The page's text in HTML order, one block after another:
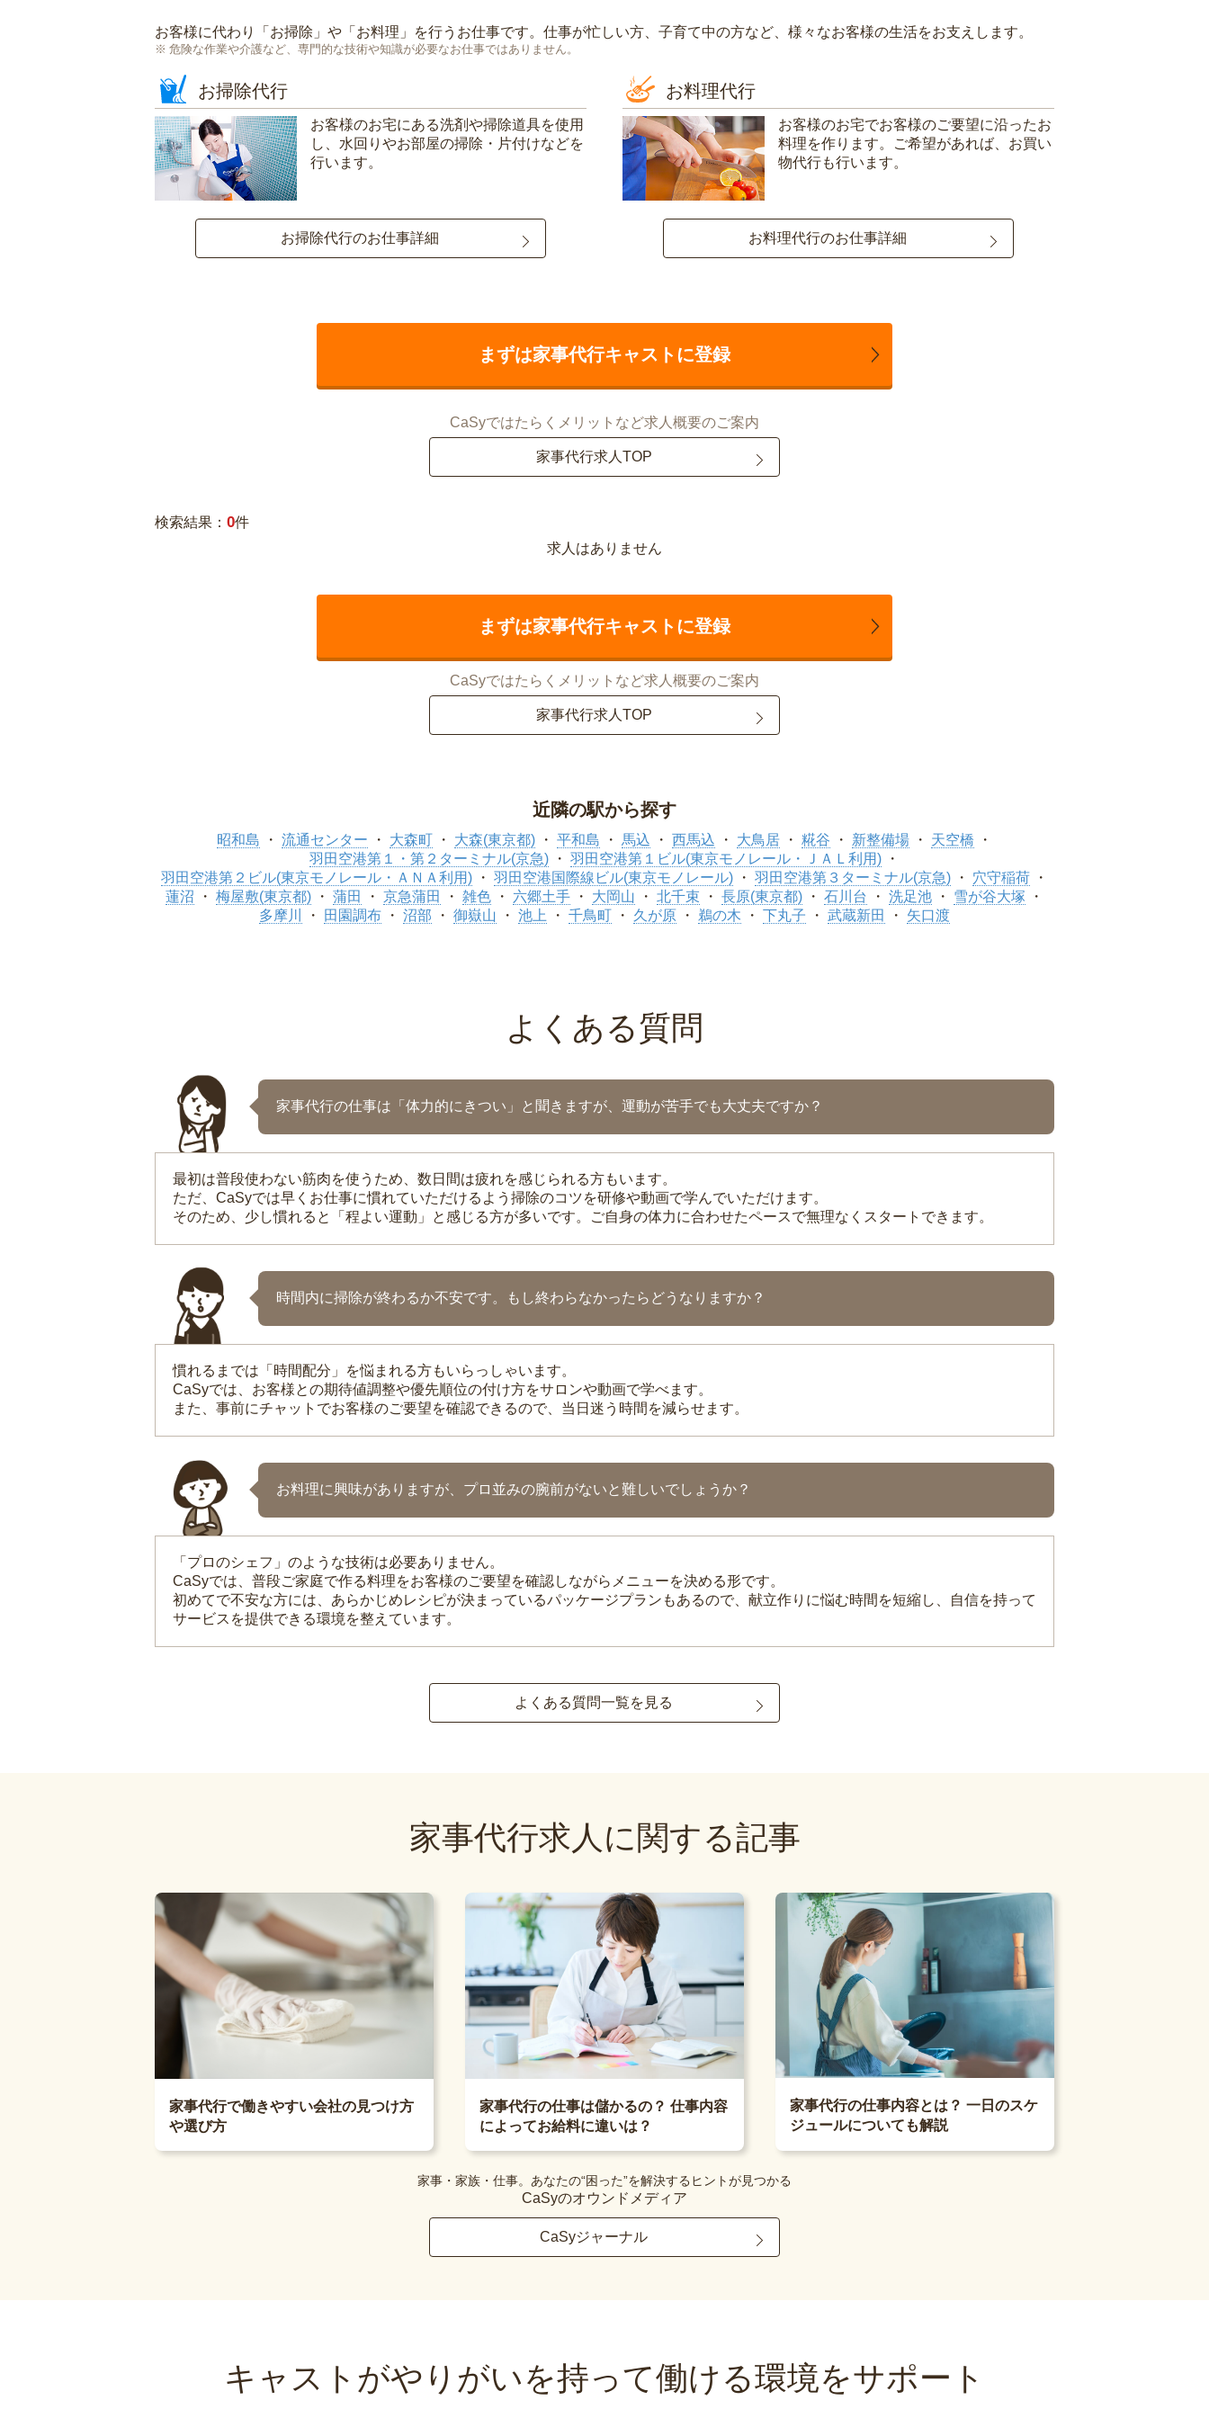
お客様に代わり「 お掃除 」や「 お料理 」を行うお仕事です。仕事が忙しい方、子育て中の方など、様々なお客様の生活をお支えします。
危険な作業や介護など、専門的な技術や知識が必要なお仕事ではありません。
お掃除代行
お客様のお宅にある洗剤や掃除道具を使用
し、水回りやお部屋の掃除・片付けなどを
行います。
お掃除代行のお仕事詳細
お料理代行
お客様のお宅でお客様のご要望に沿ったお
料理を作ります。ご希望があれば、お買い
物代行も行います。
お料理代行のお仕事詳細
まずは家事代行キャストに登録
CaSyではたらくメリットなど求人概要のご案内
家事代行求人TOP
検索結果： 0件
求人はありません
まずは家事代行キャストに登録
CaSyではたらくメリットなど求人概要のご案内
家事代行求人TOP
近隣の駅から探す
昭和島 流通センター 大森町 大森(東京都) 平和島 馬込 西馬込 大鳥居 糀谷 新整備場
天空橋
羽田空港第１・第２ターミナル(京急)
羽田空港第１ビル(東京モノレール・ＪＡＬ利用)
羽田空港第２ビル(東京モノレール・ＡＮＡ利用)
羽田空港国際線ビル(東京モノレール) 羽田空港第３ターミナル(京急)
穴守稲荷
蓮沼
梅屋敷(東京都) 蒲田 京急蒲田 雑色 六郷土手 大岡山 北千束 長原(東京都) 石川台 洗足池
雪が谷大塚
多摩川
田園調布 沼部 御嶽山 池上 千鳥町 久が原 鵜の木 下丸子 武蔵新田 矢口渡
よくある質問
家事代行の仕事は「体力的にきつい」と聞きますが、運動が苦手でも大丈夫ですか？
最初は普段使わない筋肉を使うため、数日間は疲れを感じられる方もいます。
ただ、CaSyでは早くお仕事に慣れていただけるよう掃除のコツを研修や動画で学んでいただけます。
そのため、少し慣れると「程よい運動」と感じる方が多いです。ご自身の体力に合わせたペースで無理なくスタートできます。
時間内に掃除が終わるか不安です。もし終わらなかったらどうなりますか？
慣れるまでは「時間配分」を悩まれる方もいらっしゃいます。
CaSyでは、お客様との期待値調整や優先順位の付け方をサロンや動画で学べます。
また、事前にチャットでお客様のご要望を確認できるので、当日迷う時間を減らせます。
お料理に興味がありますが、プロ並みの腕前がないと難しいでしょうか？
「プロのシェフ」のような技術は必要ありません。
CaSyでは、普段ご家庭で作る料理をお客様のご要望を確認しながらメニューを決める形です。
初めてで不安な方には、あらかじめレシピが決まっているパッケージプランもあるので、献立作りに悩む時間を短縮し、自信を持って
サービスを提供できる環境を整えています。
よくある質問一覧を見る
家事代行求人に関する記事
家事代行で働きやすい会社の見つけ方
や選び方
家事代行の仕事は儲かるの？ 仕事内容
によってお給料に違いは？
家事代行の仕事内容とは？ 一日のスケ
ジュールについても解説
家事・家族・仕事。あなたの“困った”を解決するヒントが見つかる
CaSyのオウンドメディア
CaSyジャーナル
キャストがやりがいを持って働ける環境をサポート